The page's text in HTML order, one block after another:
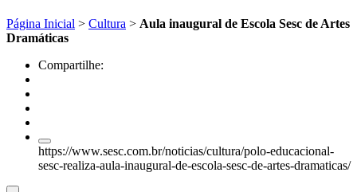
Página Inicial > Cultura > Aula inaugural de Escola Sesc de Artes
Dramáticas
Compartilhe:
https://www.sesc.com.br/noticias/cultura/polo-educacional-
sesc-realiza-aula-inaugural-de-escola-sesc-de-artes-dramaticas/